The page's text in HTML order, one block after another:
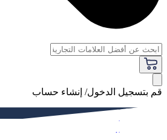
قم بتسجيل الدخول/ إنشاء حساب
فاخر
النساء
الرجال